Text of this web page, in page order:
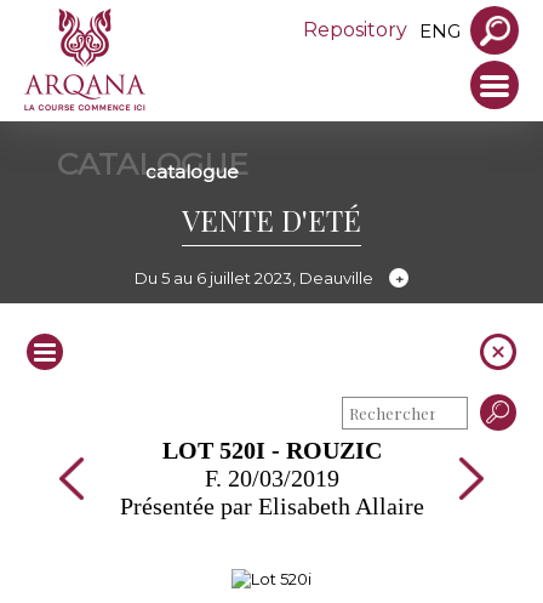
Repository ENG
CATALOGUE
catalogue
VENTE D'ETÉ
Du 5 au 6 juillet 2023, Deauville
LOT 520I - ROUZIC
F. 20/03/2019
Présentée par Elisabeth Allaire